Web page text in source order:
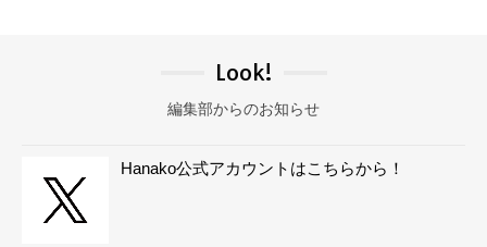
Look!
編集部からのお知らせ
Hanako公式アカウントはこちらから！